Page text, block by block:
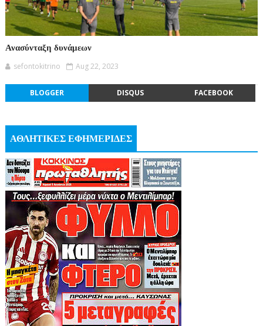
Ανασύνταξη δυνάμεων
sefontokitrino Aug 22, 2023
BLOGGER DISQUS FACEBOOK
ΑΘΛΗΤΙΚΕΣ ΕΦΗΜΕΡΙΔΕΣ